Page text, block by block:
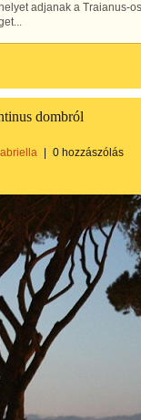
adjanak a Traianus-
dombról
0 hozzászólás